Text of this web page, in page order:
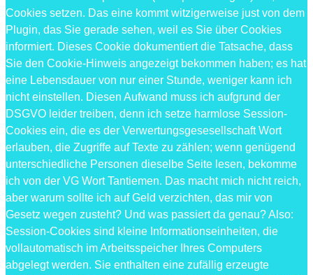
Cookies setzen. Das eine kommt witzigerweise just von dem
Plugin, das Sie gerade sehen, weil es Sie über Cookies
informiert. Dieses Cookie dokumentiert die Tatsache, dass
Sie den Cookie-Hinweis angezeigt bekommen haben; es hat
eine Lebensdauer von nur einer Stunde, weniger kann ich
nicht einstellen. Diesen Aufwand muss ich aufgrund der
DSGVO leider treiben, denn ich setze harmlose Session-
Cookies ein, die es der Verwertungsgesesellschaft Wort
erlauben, die Zugriffe auf Texte zu zählen; wenn genügend
unterschiedliche Personen dieselbe Seite lesen, bekomme
ich von der VG Wort Tantiemen. Das macht mich nicht reich,
aber warum sollte ich auf Geld verzichten, das mir von
Gesetz wegen zusteht? Und was passiert da genau? Also:
Session-Cookies sind kleine Informationseinheiten, die
vollautomatisch im Arbeitsspeicher Ihres Computers
abgelegt werden. Sie enthalten eine zufällig erzeugte